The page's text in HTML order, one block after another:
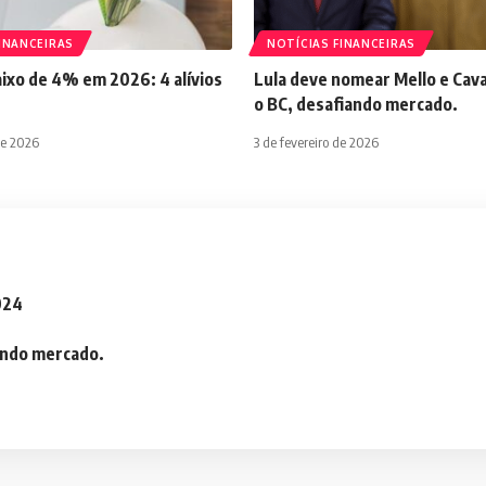
de 4% em 2026: 4 alívios
2026
NOTÍCIAS FINANCEIRAS
Lula deve nomear Mello e
o BC, desafiando mercado.
3 de fevereiro de 2026
mercado.